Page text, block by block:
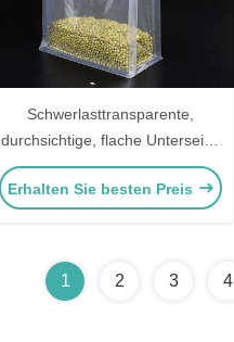
Schwerlasttransparente,
durchsichtige, flache Unterseite,
aufstehende Taschen, Taschen
mit verriegelbarem
Nüsse
Erhalten Sie besten Preis
1 2 3 4